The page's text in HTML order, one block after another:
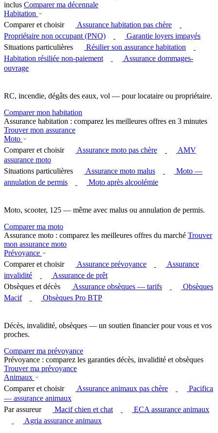
inclus Comparer ma décennale
Habitation
Comparer et choisir
Assurance habitation pas chère
Propriétaire non occupant (PNO)
Garantie loyers impayés
Situations particulières
Résilier son assurance habitation
Habitation résiliée non-paiement
Assurance dommages-
ouvrage
RC, incendie, dégâts des eaux, vol — pour locataire ou propriétaire.
Comparer mon habitation
Assurance habitation : comparez les meilleures offres en 3 minutes
Trouver mon assurance
Moto
Comparer et choisir
Assurance moto pas chère
AMV
assurance moto
Situations particulières
Assurance moto malus
Moto —
annulation de permis
Moto après alcoolémie
Moto, scooter, 125 — même avec malus ou annulation de permis.
Comparer ma moto
Assurance moto : comparez les meilleures offres du marché Trouver
mon assurance moto
Prévoyance
Comparer et choisir
Assurance prévoyance
Assurance
invalidité
Assurance de prêt
Obsèques et décès
Assurance obsèques — tarifs
Obsèques
Macif
Obsèques Pro BTP
Décès, invalidité, obsèques — un soutien financier pour vous et vos
proches.
Comparer ma prévoyance
Prévoyance : comparez les garanties décès, invalidité et obsèques
Trouver ma prévoyance
Animaux
Comparer et choisir
Assurance animaux pas chère
Pacifica
— assurance animaux
Par assureur
Macif chien et chat
ECA assurance animaux
Agria assurance animaux